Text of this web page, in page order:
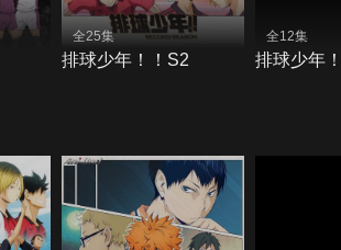
全25集
排球少年！！S2
全12集
排球少年